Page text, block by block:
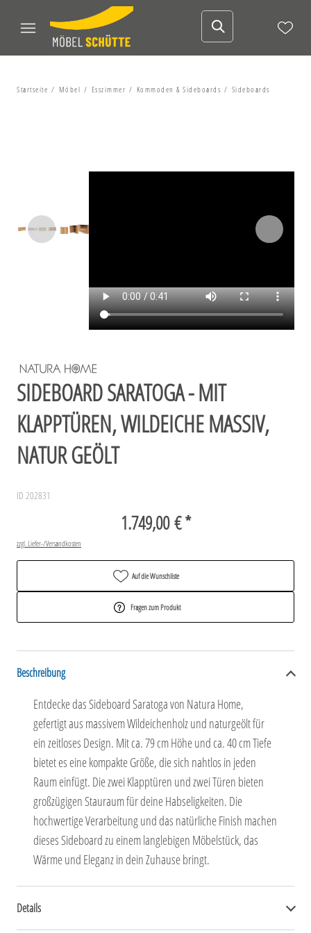
Startseite Möbel Esszimmer Kommoden & Sideboards Sideboards
SIDEBOARD SARATOGA - MIT
KLAPPTÜREN, WILDEICHE MASSIV,
NATUR GEÖLT
ID 202831
1.749,00 € *
zzgl. Liefer-/Versandkosten
Auf die Wunschliste
Fragen zum Produkt
Beschreibung
Entdecke das Sideboard Saratoga von Natura Home,
gefertigt aus massivem Wildeichenholz und naturgeölt für
ein zeitloses Design. Mit ca. 79 cm Höhe und ca. 40 cm Tiefe
bietet es eine kompakte Größe, die sich nahtlos in jeden
Raum einfügt. Die zwei Klapptüren und zwei Türen bieten
großzügigen Stauraum für deine Habseligkeiten. Die
hochwertige Verarbeitung und das natürliche Finish machen
dieses Sideboard zu einem langlebigen Möbelstück, das
Wärme und Eleganz in dein Zuhause bringt.
Details